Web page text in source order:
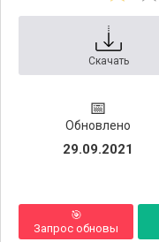
Скачать
📅
Обновлено
29.09.2021
🎯
Запрос обновы